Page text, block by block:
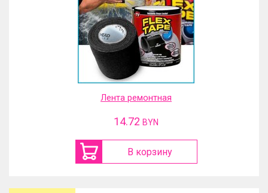
Лента ремонтная
14.72 BYN
В корзину